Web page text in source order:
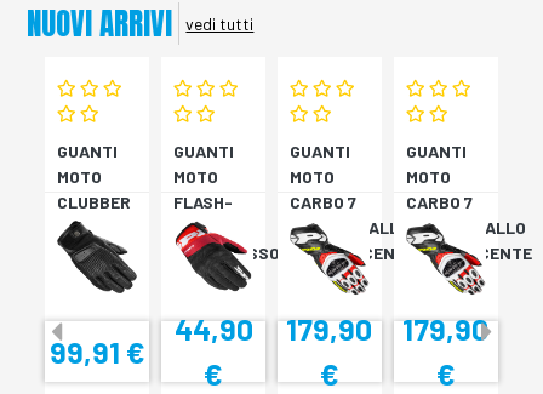
NUOVI ARRIVI vedi tutti
GUANTI
MOTO
CLUBBER
GLOVE
NERO
99,91 €
GUANTI
MOTO
FLASH-
KP
NERO/ROSSO
44,90
€
GUANTI
MOTO
CARBO 7
ROSSO/GIALLO
FLUORESCENTE
179,90
€
GUANTI
MOTO
CARBO 7
ROSSO/GIALLO
FLUORESCENTE
179,90
€